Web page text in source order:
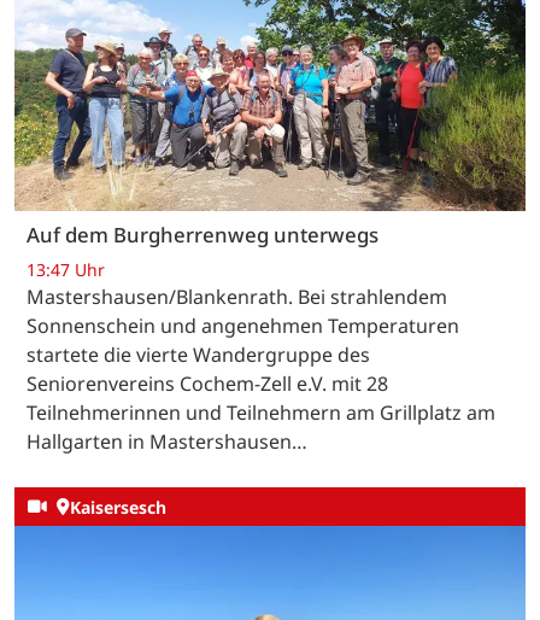
Auf dem Burgherrenweg unterwegs
13:47 Uhr
Mastershausen/Blankenrath. Bei strahlendem
Sonnenschein und angenehmen Temperaturen
startete die vierte Wandergruppe des
Seniorenvereins Cochem-Zell e.V. mit 28
Teilnehmerinnen und Teilnehmern am Grillplatz am
Hallgarten in Mastershausen…
Kaisersesch